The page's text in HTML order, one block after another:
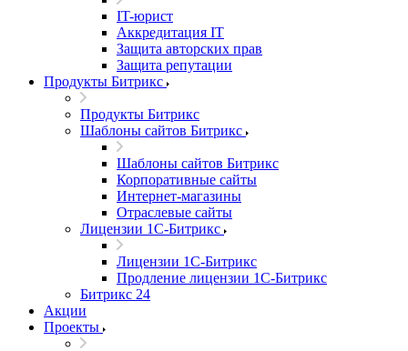
IT-юрист
Аккредитация IT
Защита авторских прав
Защита репутации
Продукты Битрикс
Продукты Битрикс
Шаблоны сайтов Битрикс
Шаблоны сайтов Битрикс
Корпоративные сайты
Интернет-магазины
Отраслевые сайты
Лицензии 1С-Битрикс
Лицензии 1С-Битрикс
Продление лицензии 1С-Битрикс
Битрикс 24
Акции
Проекты